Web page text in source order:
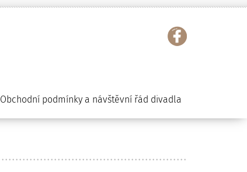
Obchodní podmínky a návštěvní řád divadla